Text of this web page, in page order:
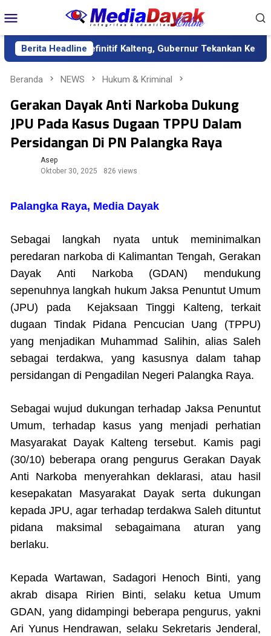
ke
kontenMobile
Berita Headline
Sekda Definitif Kalteng, Gubernur Tekankan Kerja Keras
Beranda NEWS Hukum & Kriminal
Gerakan Dayak Anti Narkoba Dukung
JPU Pada Kasus Dugaan TPPU Dalam
Persidangan Di PN Palangka Raya
Asep
Oktober 30, 2025
826 views
Palangka Raya, Media Dayak
Sebagai langkah nyata untuk meminimalkan
peredaran narkoba di Kalimantan Tengah, Gerakan
Dayak Anti Narkoba (GDAN) mendukung
sepenuhnya langkah hukum Jaksa Penuntut Umum
(JPU) pada Kejaksaan Tinggi Kalteng, terkait
dugaan Tindak Pidana Pencucian Uang (TPPU)
yang menjadikan Muhammad Salihin, alias Saleh
sebagai terdakwa, yang kasusnya dalam tahap
persidangan di Pengadilan Negeri Palangka Raya.
Sebagai wujud dukungan terhadap Jaksa Penuntut
Umum, terhadap kasus yang menjadi perhatian
Masyarakat Dayak Kalteng tersebut. Kamis pagi
(30/10) beberapa orang pengurus Gerakan Dayak
Anti Narkoba menyerahkan deklarasi, atau hasil
kesepakatan Masyarakat Dayak serta dukungan
kepada JPU, agar terhadap terdakwa Saleh dituntut
pidana maksimal sebagaimana aturan yang
berlaku.
Kepada Wartawan, Sadagori Henoch Binti, yang
akrab disapa Ririen Binti, selaku ketua Umum
GDAN, yang didampingi beberapa pengurus, yakni
Ari Yunus Hendrawan, selaku Sekretaris Jenderal,